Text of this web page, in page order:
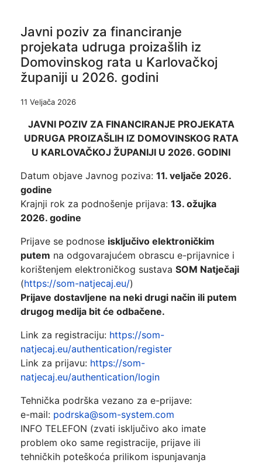
Javni poziv za financiranje
projekata udruga proizašlih iz
Domovinskog rata u Karlovačkoj
županiji u 2026. godini
11 Veljača 2026
JAVNI POZIV ZA FINANCIRANJE PROJEKATA
UDRUGA PROIZAŠLIH IZ DOMOVINSKOG RATA
U KARLOVAČKOJ ŽUPANIJI U 2026. GODINI
Datum objave Javnog poziva: 11. veljače 2026.
godine
Krajnji rok za podnošenje prijava: 13. ožujka
2026. godine
Prijave se podnose isključivo elektroničkim
putem na odgovarajućem obrascu e-prijavnice i
korištenjem elektroničkog sustava SOM Natječaji
(https://som-natjecaj.eu/)
Prijave dostavljene na neki drugi način ili putem
drugog medija bit će odbačene.
Link za registraciju: https://som-
natjecaj.eu/authentication/register
Link za prijavu: https://som-
natjecaj.eu/authentication/login
Tehnička podrška vezano za e-prijave:
e-mail: podrska@som-system.com
INFO TELEFON (zvati isključivo ako imate
problem oko same registracije, prijave ili
tehničkih poteškoća prilikom ispunjavanja